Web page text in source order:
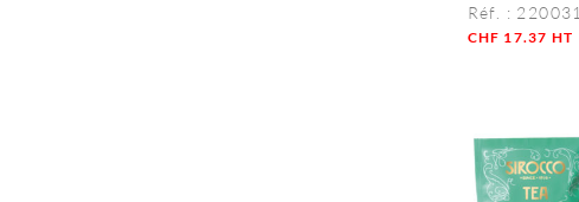
Réf. : 220031
CHF 17.37 HT